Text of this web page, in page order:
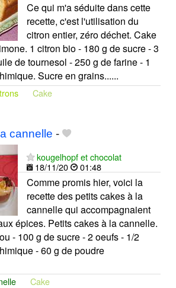
Ce qui m'a séduite dans cette
recette, c'est l'utilisation du
citron entier, zéro déchet. Cake
1 citron bio - 180 g de sucre - 3
de tournesol - 250 g de farine - 1
Sucre en grains......
Cake
cannelle -
kougelhopf et chocolat
18/11/20
01:48
Comme promis hier, voici la
recette des petits cakes à la
cannelle qui accompagnaient
épices. Petits cakes à la cannelle.
- 100 g de sucre - 2 oeufs - 1/2
- 60 g de poudre
Cake